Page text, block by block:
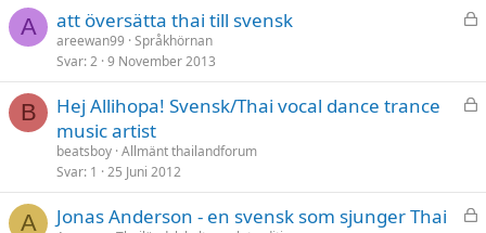
A
L
t
att översätta thai till svensk
areewan99 Språkhörnan
Svar 2 9 November 2013
B
L
Hej Allihopa! Svensk/Thai vocal dance trance
music artist
beatsboy Allmänt thailandforum
Svar 1 25 Juni 2012
A
L
Jonas Anderson - en svensk som sjunger Thai